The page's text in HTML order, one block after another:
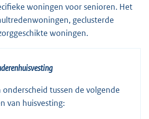
woningen voor senioren. Het
geclusterde
woningen.
onderscheid tussen de volgende
van huisvesting: